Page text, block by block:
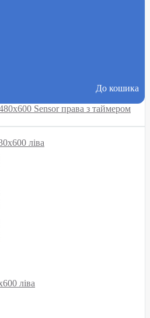
До кошика
Sensor права з таймером
ліва